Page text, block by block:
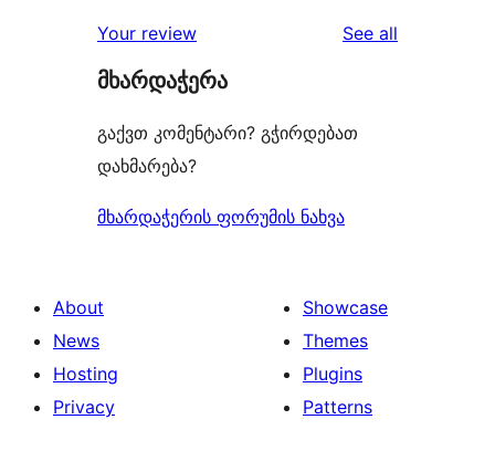
reviews
star
reviews
Your review See all
მხარდაჭერა
გაქვთ კომენტარი? გჭირდებათ
დახმარება?
მხარდაჭერის ფორუმის ნახვა
About
News
Hosting
Privacy
Showcase
Themes
Plugins
Patterns